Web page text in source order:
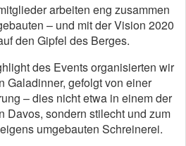
arbeiten eng zusammen
– und mit der Vision 2020
den Gipfel des Berges.
des Events organisierten wir
Galadinner, gefolgt von einer
– dies nicht etwa in einem der
Davos, sondern stilecht und zum
umgebauten Schreinerei.